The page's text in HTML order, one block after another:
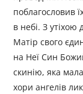
поблагословив
в небі. З
Матір свого
на Неї Син
скинію, яка
хори ангелів